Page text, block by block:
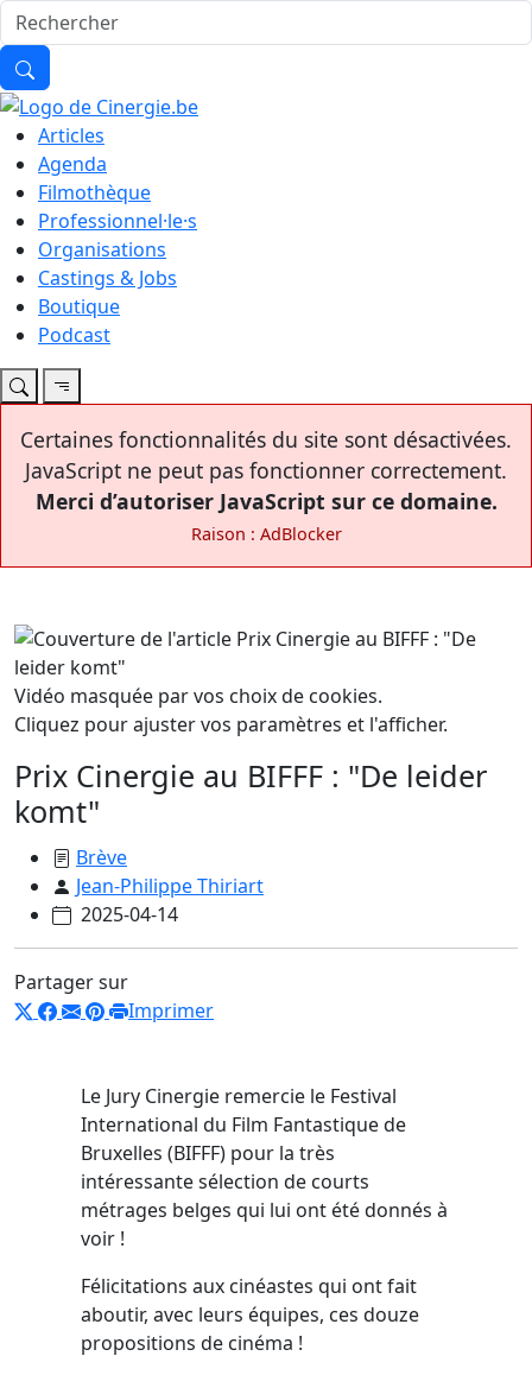
Articles
Agenda
Filmothèque
Professionnel·le·s
Organisations
Castings & Jobs
Boutique
Podcast
Certaines fonctionnalités du site sont désactivées.
JavaScript ne peut pas fonctionner correctement.
Merci d’autoriser JavaScript sur ce domaine.
Raison : AdBlocker
Vidéo masquée par vos choix de cookies.
Cliquez pour ajuster vos paramètres et l'afficher.
Prix Cinergie au BIFFF : "De leider
komt"
Brève
Jean-Philippe Thiriart
2025-04-14
Partager sur
Imprimer
Le Jury Cinergie remercie le Festival
International du Film Fantastique de
Bruxelles (BIFFF) pour la très
intéressante sélection de courts
métrages belges qui lui ont été donnés à
voir !
Félicitations aux cinéastes qui ont fait
aboutir, avec leurs équipes, ces douze
propositions de cinéma !